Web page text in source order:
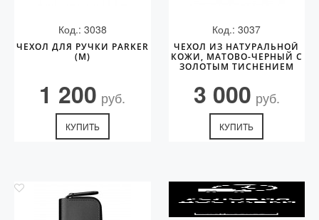
Код.: 3038
ЧЕХОЛ ДЛЯ РУЧКИ PARKER
(M)
1 200 руб.
КУПИТЬ
Код.: 3037
ЧЕХОЛ ИЗ НАТУРАЛЬНОЙ
КОЖИ, МАТОВО-ЧЕРНЫЙ С
ЗОЛОТЫМ ТИСНЕНИЕМ
3 000 руб.
КУПИТЬ